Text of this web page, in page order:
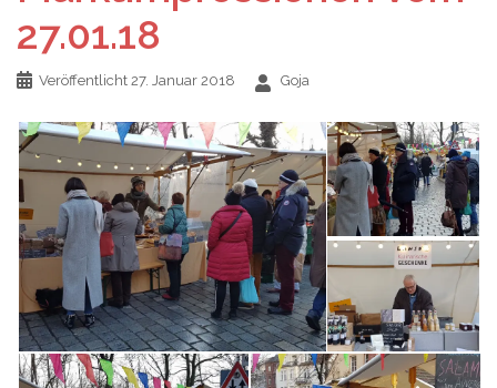
27.01.18
Veröffentlicht 27. Januar 2018 Goja